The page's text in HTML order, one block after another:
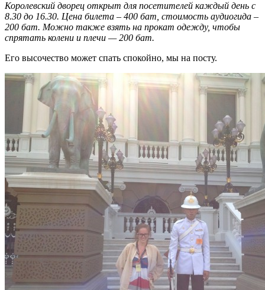
Королевский дворец открыт для посетителей каждый день с
8.30 до 16.30. Цена билета – 400 бат, стоимость аудиогида –
200 бат. Можно также взять на прокат одежду, чтобы
спрятать колени и плечи — 200 бат.
Его высочество может спать спокойно, мы на посту.